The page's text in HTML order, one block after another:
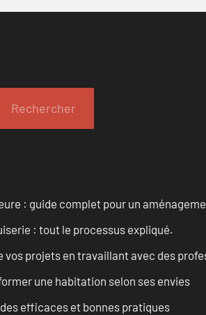
Rechercher
: guide complet pour un
: tout le processus expliqué.
projets en travaillant avec des
une habitation selon ses envies
efficaces et bonnes pratiques